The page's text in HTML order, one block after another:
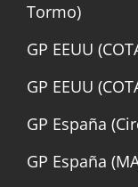
Tormo)
GP EEUU
GP EEUU
GP España
GP España